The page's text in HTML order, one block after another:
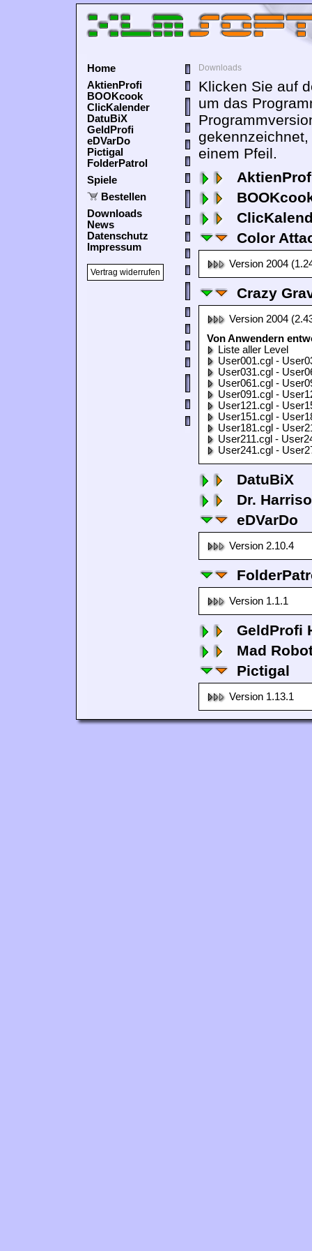
Home
AktienProfi
BOOKcook
ClicKalender
DatuBiX
GeldProfi
eDVarDo
Pictigal
FolderPatrol
Spiele
Bestellen
Downloads
News
Datenschutz
Impressum
Vertrag widerrufen
Downloads
Klicken Sie auf
um das
einem Pfeil.
Color
Version 2004
Crazy
Version 2004
Von Anwendern
Liste aller Level
User001.cgl -
User031.cgl -
User061.cgl -
User091.cgl -
User121.cgl -
User151.cgl -
User181.cgl -
User211.cgl -
User241.cgl -
DatuBiX
Dr.
eDVarDo
Version 2.10.4
Version 1.1.1
GeldProfi
Mad
Pictigal
Version 1.13.1